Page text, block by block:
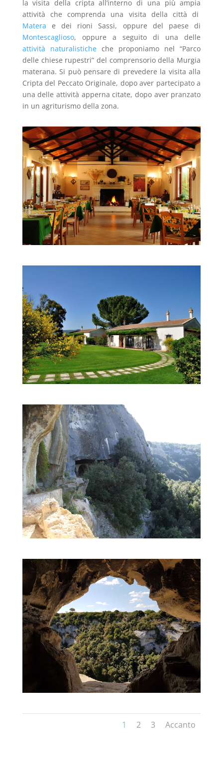
la visita della cripta all’interno di una più ampia
attività che comprenda una visita della città di
Matera e dei rioni Sassi, oppure del paese di
Montescaglioso, oppure a seguito di una delle
attività naturalisticheche proponiamo nel “Parco
delle chiese rupestri” del comprensorio della Murgia
materana. Si può pensare di prevedere la visita alla
Cripta del Peccato Originale, dopo aver partecipato a
una delle attività apperna citate, dopo aver pranzato
in un agriturismo della zona.
1 2 3 Accanto